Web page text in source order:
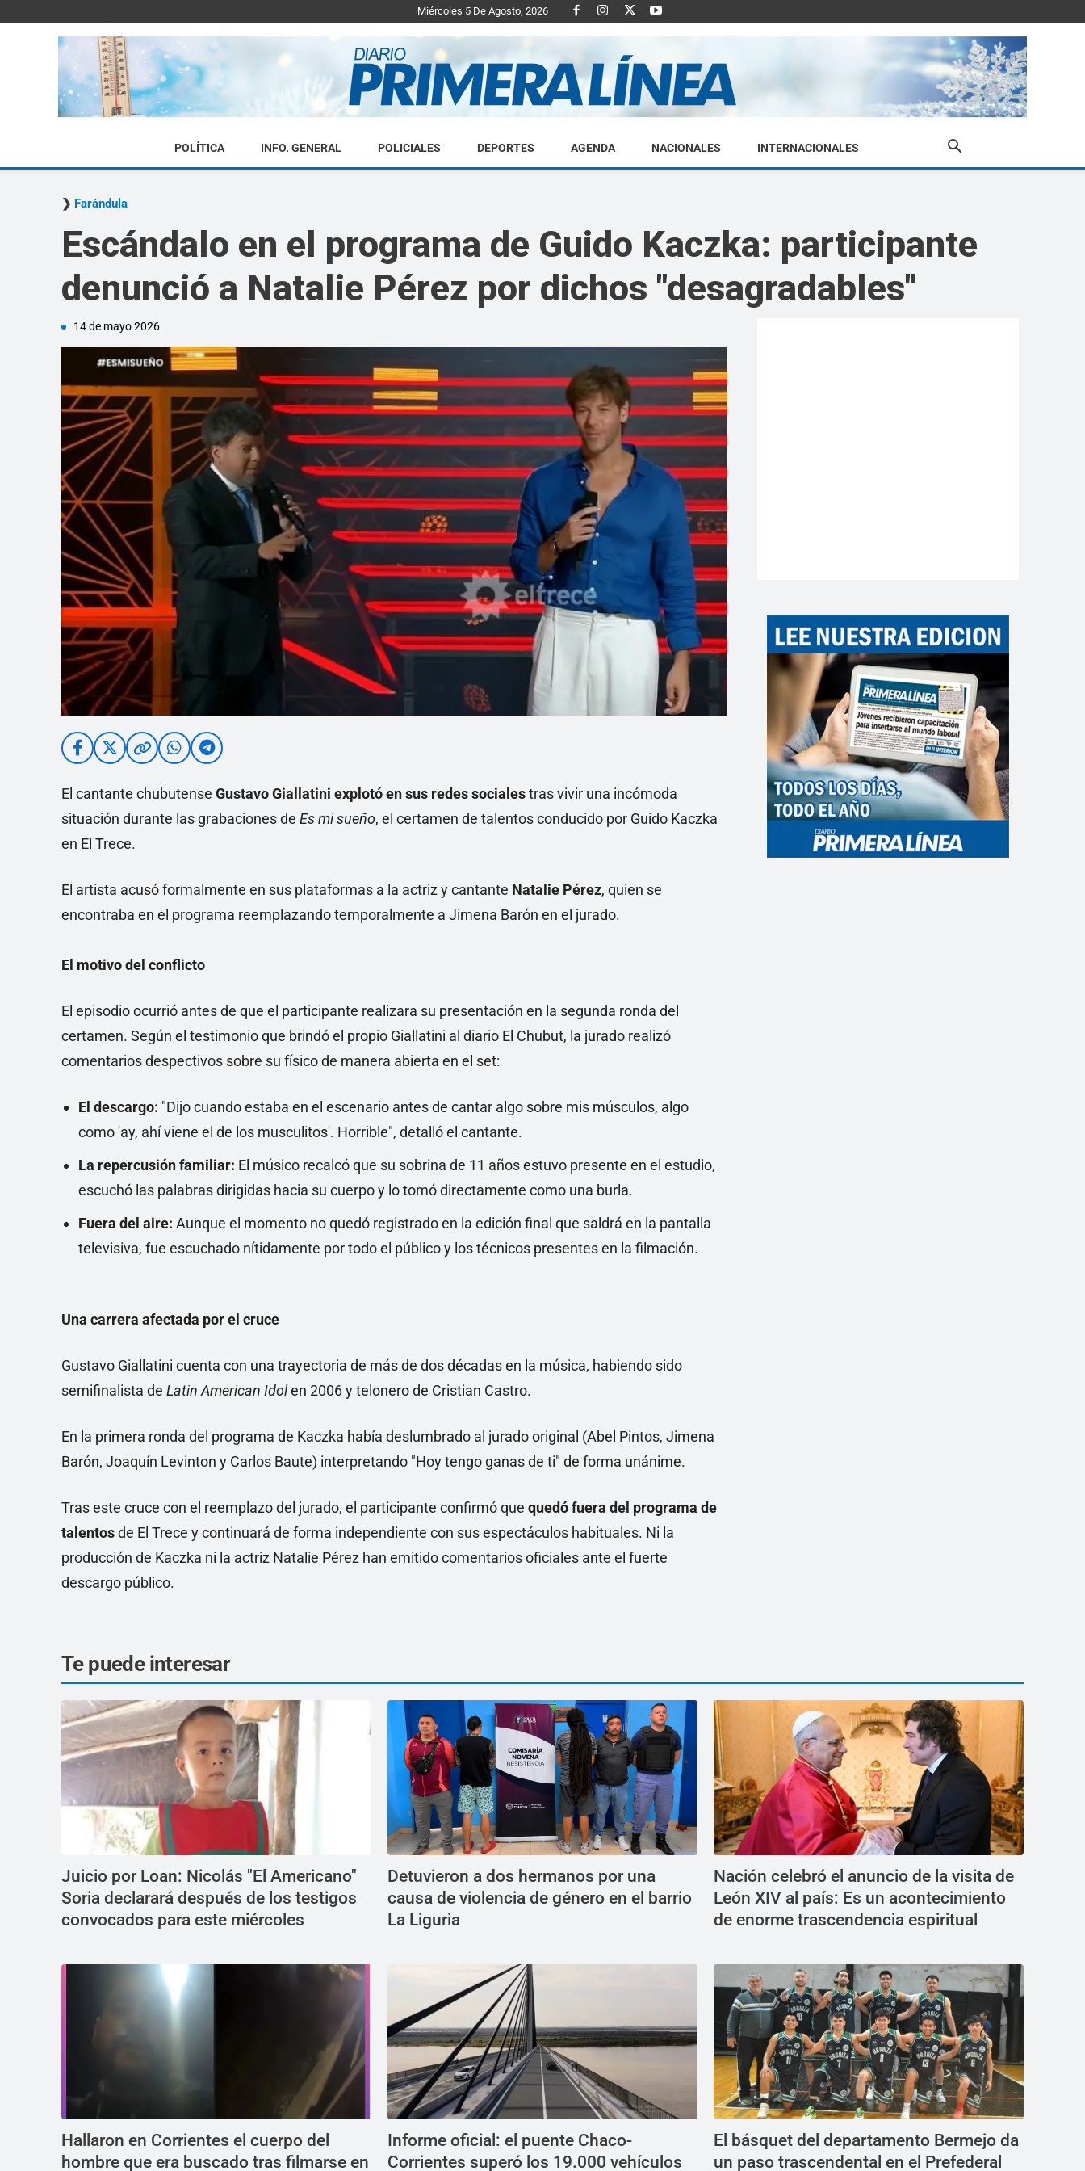
Miércoles 5 De Agosto, 2026
Diario
Primera
Linea
POLÍTICA INFO. GENERAL POLICIALES DEPORTES AGENDA NACIONALES INTERNACIONALES
Farándula
Escándalo en el programa de Guido Kaczka: participante
denunció a Natalie Pérez por dichos "desagradables"
14 de mayo 2026
El cantante chubutense Gustavo Giallatini explotó en sus redes socialestras vivir una incómoda
situación durante las grabaciones de Es mi sueño, el certamen de talentos conducido por Guido Kaczka
en El Trece.
El artista acusó formalmente en sus plataformas a la actriz y cantante Natalie Pérez, quien se
encontraba en el programa reemplazando temporalmente a Jimena Barón en el jurado.
El motivo del conflicto
El episodio ocurrió antes de que el participante realizara su presentación en la segunda ronda del
certamen. Según el testimonio que brindó el propio Giallatini al diario El Chubut, la jurado realizó
comentarios despectivos sobre su físico de manera abierta en el set:
El descargo: "Dijo cuando estaba en el escenario antes de cantar algo sobre mis músculos, algo
como 'ay, ahí viene el de los musculitos'. Horrible", detalló el cantante.
La repercusión familiar: El músico recalcó que su sobrina de 11 años estuvo presente en el estudio,
escuchó las palabras dirigidas hacia su cuerpo y lo tomó directamente como una burla.
Fuera del aire: Aunque el momento no quedó registrado en la edición final que saldrá en la pantalla
televisiva, fue escuchado nítidamente por todo el público y los técnicos presentes en la filmación.
Una carrera afectada por el cruce
Gustavo Giallatini cuenta con una trayectoria de más de dos décadas en la música, habiendo sido
semifinalista de Latin American Idolen 2006 y telonero de Cristian Castro.
En la primera ronda del programa de Kaczka había deslumbrado al jurado original (Abel Pintos, Jimena
Barón, Joaquín Levinton y Carlos Baute) interpretando "Hoy tengo ganas de ti" de forma unánime.
Tras este cruce con el reemplazo del jurado, el participante confirmó que quedó fuera del programa de
talentosde El Trece y continuará de forma independiente con sus espectáculos habituales. Ni la
producción de Kaczka ni la actriz Natalie Pérez han emitido comentarios oficiales ante el fuerte
descargo público.
Te puede interesar
Juicio por Loan: Nicolás "El Americano"
Soria declarará después de los testigos
convocados para este miércoles
Detuvieron a dos hermanos por una
causa de violencia de género en el barrio
La Liguria
Nación celebró el anuncio de la visita de
León XIV al país: Es un acontecimiento
de enorme trascendencia espiritual
Hallaron en Corrientes el cuerpo del
hombre que era buscado tras filmarse en
Informe oficial: el puente Chaco-
Corrientes superó los 19.000 vehículos
El básquet del departamento Bermejo da
un paso trascendental en el Prefederal